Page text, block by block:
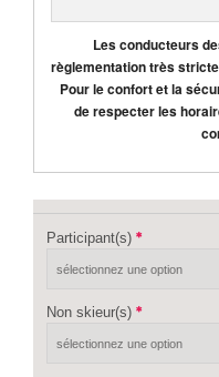
Les conducteurs
règlementation très
Pour le confort et la
de respecter les
Participant(s)
Non skieur(s)